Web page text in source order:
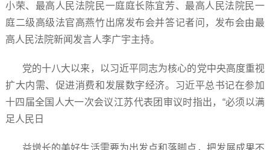
小荣、最高人民法院民一庭庭长陈宜芳、最高人民法院民一
庭二级高级法官高燕竹出席发布会并答记者问，发布会由最
高人民法院新闻发言人李广宇主持。
党的十八大以来，以习近平同志为核心的党中央高度重视
扩大内需、促进消费和发展数字经济。习近平总书记在参加
十四届全国人大一次会议江苏代表团审议时指出，“必须以满
足人民日
益增长的美好生活需要为出发点和落脚点，把发展成果不